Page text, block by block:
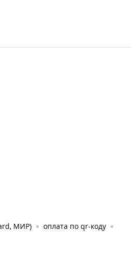
МИР)
оплата по qr-коду